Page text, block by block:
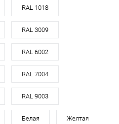
RAL 1018
RAL 3009
RAL 6002
RAL 7004
RAL 9003
Белая Желтая